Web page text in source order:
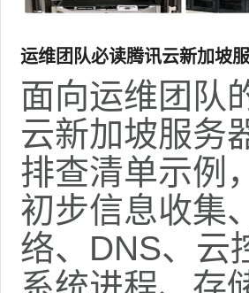
运维团队必读腾讯云新加坡
查清单示例
面向运维团队
云新加坡服务
排查清单示例
初步信息收集
络、DNS、云